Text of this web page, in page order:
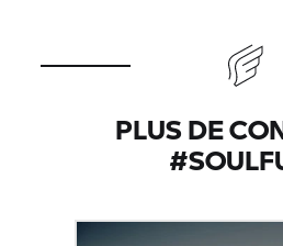
PLUS DE